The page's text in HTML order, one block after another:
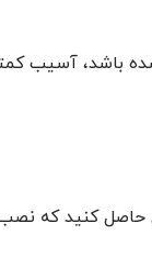
باشد، آسیب
حاصل کنید